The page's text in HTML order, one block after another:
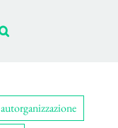
autorganizzazione